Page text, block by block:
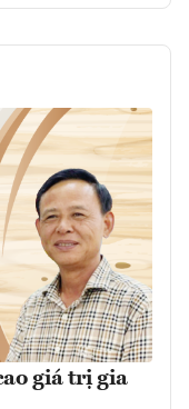
giá trị gia